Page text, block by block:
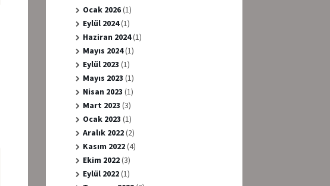
Ocak 2026(1)
Eylül 2024(1)
Haziran 2024(1)
Mayıs 2024(1)
Eylül 2023 (1)
Mayıs 2023 (1)
Nisan 2023 (1)
Mart 2023 (3)
Ocak 2023 (1)
Aralık 2022(2)
Kasım 2022(4)
Ekim 2022(3)
Eylül 2022(1)